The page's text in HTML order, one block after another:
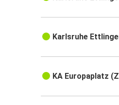
Karlsruhe
KA Europaplatz